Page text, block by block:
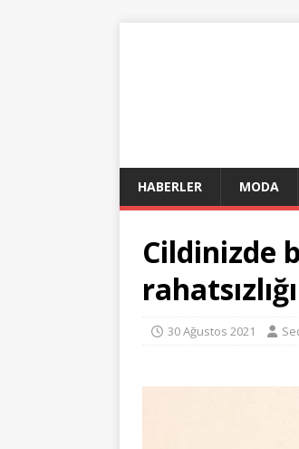
HABERLER MODA
Cildinizde
30 Ağustos 2021